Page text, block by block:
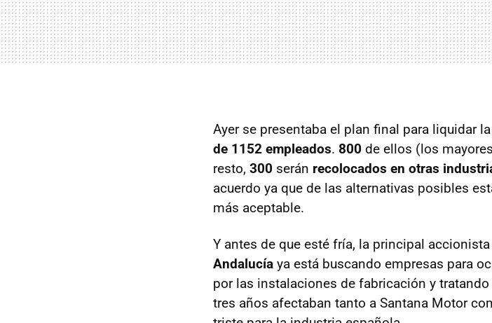
Ayer se presentaba el plan final para liquidar
de 1152 empleados. 800 de ellos (los
resto, 300 serán recolocados en otras
acuerdo ya que de las alternativas posibles
más aceptable.
Y antes de que esté fría, la principal
Andalucía ya está buscando empresas para
por las instalaciones de fabricación y tratando
tres años afectaban tanto a Santana Motor